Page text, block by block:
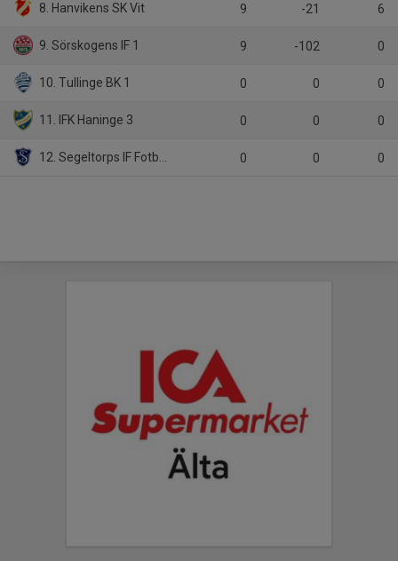
8. Hanvikens SK Vit 9 -21 6
9. Sörskogens IF 1 9 -102 0
10. Tullinge BK 1 0 0 0
11. IFK Haninge 3 0 0 0
12. Segeltorps IF Fotboll Vit 0 0 0